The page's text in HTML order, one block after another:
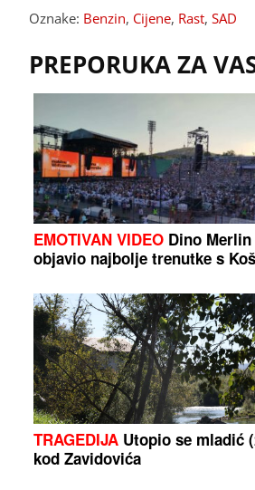
Oznake: Benzin, Cijene, Rast, SAD
PREPORUKA ZA
EMOTIVAN VIDEO Dino Merlin
objavio najbolje trenutke s
TRAGEDIJA Utopio se mladić
kod Zavidovića